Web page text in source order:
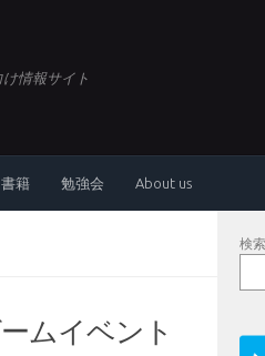
情報サイト
書籍 勉強会 About us
ムイベント
検索